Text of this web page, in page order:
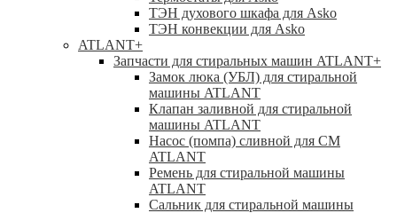
ТЭН духового шкафа для Asko
ТЭН конвекции для Asko
ATLANT+
Запчасти для стиральных машин ATLANT+
Замок люка (УБЛ) для стиральной
машины ATLANT
Клапан заливной для стиральной
машины ATLANT
Насос (помпа) сливной для СМ
ATLANT
Ремень для стиральной машины
ATLANT
Сальник для стиральной машины